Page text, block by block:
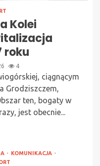
Kolei
roku
4
ciągnącym
Grodziszczem,
ten, bogaty w
jest obecnie...
KOMUNIKACJA